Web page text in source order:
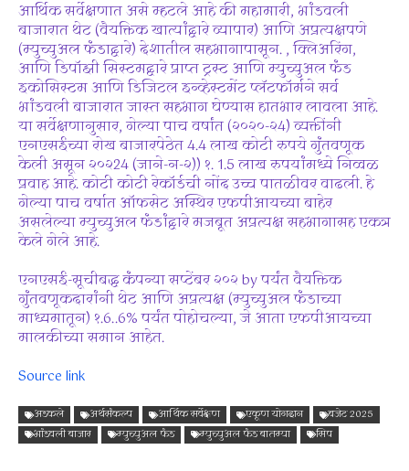
आर्थिक सर्वेक्षणात असे म्हटले आहे की महामारी, भांडवली
बाजारात थेट (वैयक्तिक खात्यांद्वारे व्यापार) आणि अप्रत्यक्षपणे
(म्युच्युअल फंडाद्वारे) देशातील सहभागापासून. , क्लिअरिंग,
आणि डिपॉझी सिस्टमद्वारे प्राप्त ट्रस्ट आणि म्युच्युअल फंड
इकोसिस्टम आणि डिजिटल इन्व्हेस्टमेंट प्लॅटफॉर्मने सर्व
भांडवली बाजारात जास्त सहभाग घेण्यास हातभार लावला आहे.
या सर्वेक्षणानुसार, गेल्या पाच वर्षांत (२०२०-२4) व्यक्तींनी
एनएसईच्या रोख बाजारपेठेत 4.4 लाख कोटी रुपये गुंतवणूक
केली असून २०२24 (जाने-न-२)) १. 1.5 लाख रुपयांमध्ये निव्वळ
प्रवाह आहे. कोटी कोटी रेकॉर्डची नोंद उच्च पातळीवर वाढली. हे
गेल्या पाच वर्षात ऑफसेट अस्थिर एफपीआयच्या बाहेर
असलेल्या म्युच्युअल फंडांद्वारे मजबूत अप्रत्यक्ष सहभागासह एकत्र
केले गेले आहे.
एनएसई-सूचीबद्ध कंपन्या सप्टेंबर २०२ by पर्यंत वैयक्तिक
गुंतवणूकदारांनी थेट आणि अप्रत्यक्ष (म्युच्युअल फंडाच्या
माध्यमातून) १.6..6% पर्यंत पोहोचल्या, जे आता एफपीआयच्या
मालकीच्या समान आहेत.
Source link
अडकले अर्थसंकल्प आर्थिक सर्वेक्षण एकूण योगदान
बजेट 2025
भांडवली बाजार
म्युच्युअल फंड म्युच्युअल फंड बातम्या सिप